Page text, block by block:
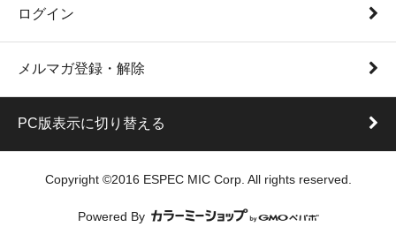
ログイン
メルマガ登録・解除
PC版表示に切り替える
Copyright ©2016 ESPEC MIC Corp. All rights reserved.
Powered By